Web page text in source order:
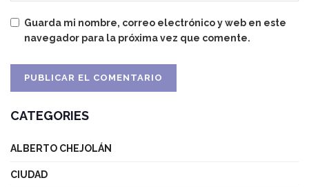
Guarda mi nombre, correo electrónico y web en este
navegador para la próxima vez que comente.
CATEGORIES
ALBERTO CHEJOLÁN
CIUDAD